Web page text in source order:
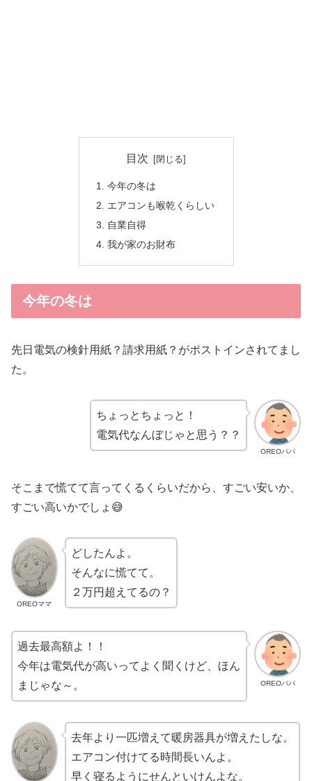
目次
今年の冬は
エアコンも喉乾くらしい
自業自得
我が家のお財布
今年の冬は
先日電気の検針用紙？請求用紙？がポストインされてまし
た。
OREOパパ
ちょっとちょっと！
電気代なんぼじゃと思う？？
そこまで慌てて言ってくるくらいだから、すごい安いか、
すごい高いかでしょ😅
OREOママ
どしたんよ。
そんなに慌てて。
２万円超えてるの？
OREOパパ
過去最高額よ！！
今年は電気代が高いってよく聞くけど、ほん
まじゃな～。
去年より一匹増えて暖房器具が増えたしな。
エアコン付けてる時間長いんよ。
早く寝るようにせんといけんよな。